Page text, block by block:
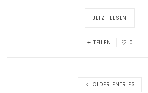
JETZT LESEN
TEILEN 0
OLDER ENTRIES